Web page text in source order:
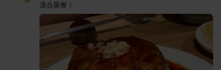
適合聚餐！